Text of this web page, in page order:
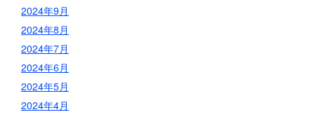
2024年9月
2024年8月
2024年7月
2024年6月
2024年5月
2024年4月